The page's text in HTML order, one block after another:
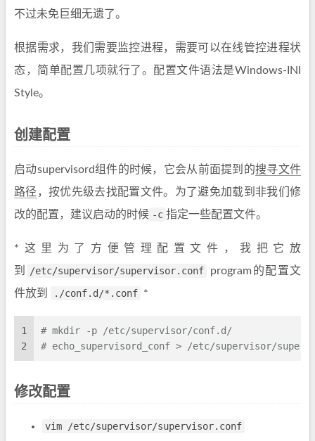
不过未免巨细无遗了。
根据需求，我们需要监控进程，需要可以在线管控进程状
态，简单配置几项就行了。配置文件语法是Windows-INI
Style。
创建配置
启动supervisord组件的时候，它会从前面提到的搜寻文件
路径 ，按优先级去找配置文件。为了避免加载到非我们修
改的配置，建议启动的时候 -c 指定一些配置文件。
*这里为了方便管理配置文件，我把它放
到
/etc/supervisor/supervisor.conf
program的配置文
件放到
./conf.d/*.conf *
1
2
# mkdir -p /etc/supervisor/conf.d/
# echo_supervisord_conf > /etc/supervisor/
修改配置
vim /etc/supervisor/supervisor.conf